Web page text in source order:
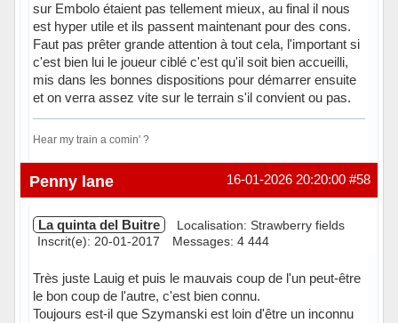
sur Embolo étaient pas tellement mieux, au final il nous
est hyper utile et ils passent maintenant pour des cons.
Faut pas prêter grande attention à tout cela, l'important si
c'est bien lui le joueur ciblé c'est qu'il soit bien accueilli,
mis dans les bonnes dispositions pour démarrer ensuite
et on verra assez vite sur le terrain s'il convient ou pas.
Hear my train a comin' ?
Hors ligne #58
16-01-2026 20:20:00
Penny lane
La quinta del Buitre
Localisation: Strawberry fields
Inscrit(e): 20-01-2017
Messages: 4 444
Très juste Lauig et puis le mauvais coup de l'un peut-être
le bon coup de l'autre, c'est bien connu.
Toujours est-il que Szymanski est loin d'être un inconnu